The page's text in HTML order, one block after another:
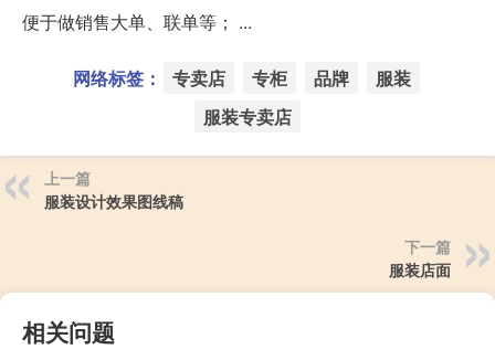
便于做销售大单、联单等； ...
网络标签： 专卖店 专柜 品牌
服装
服装专卖店
上一篇
服装设计效果图线稿
下一篇
服装店面
相关问题